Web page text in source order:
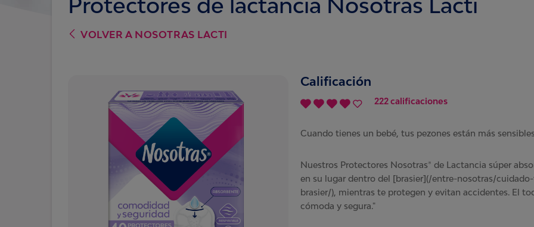
VOLVER A NOSOTRAS LACTI
Calificación
222 calificaciones
Cuando tienes un bebé, tus pezones están más
Nuestros Protectores Nosotras® de Lactancia súper
en su lugar dentro del [brasier](/entre-nosotras/
brasier/), mientras te protegen y evitan accidentes. El
cómoda y segura."